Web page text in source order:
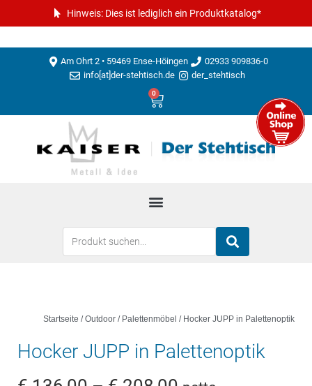
Hinweis: Dies ist lediglich ein Produktkatalog*
Am Ohrt 2 • 59469 Ense-Höingen
02933 909836-0
info[at]der-stehtisch.de
der_stehtisch
0
Startseite /Outdoor / Palettenmöbel / Hocker JUPP in Palettenoptik
Hocker JUPP in Palettenoptik